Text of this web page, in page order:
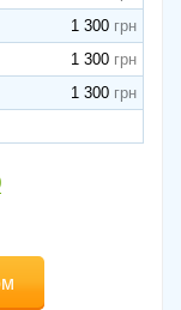
1 300
1 300
1 300